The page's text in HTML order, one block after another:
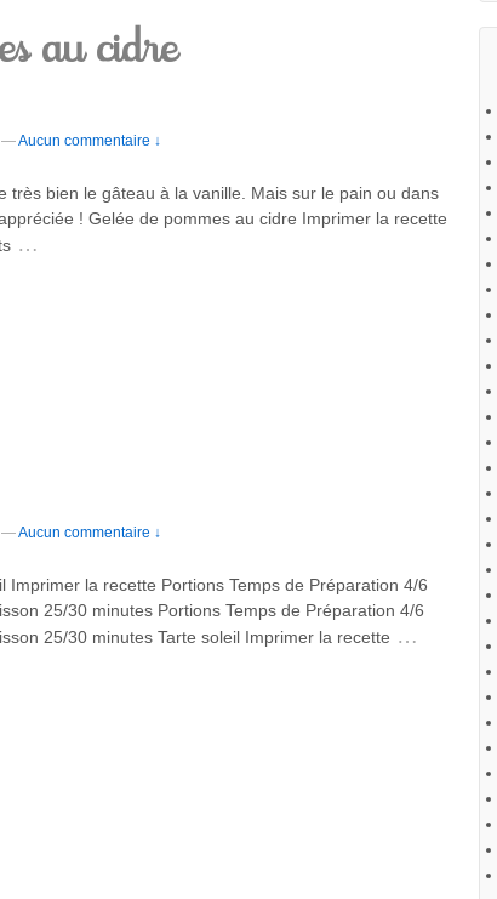
au cidre
—Aucun commentaire ↓
très bien le gâteau à la vanille. Mais sur le pain ou dans
! Gelée de pommes au cidre Imprimer la recette
…
—Aucun commentaire ↓
la recette Portions Temps de Préparation 4/6
25/30 minutes Portions Temps de Préparation 4/6
25/30 minutes Tarte soleil Imprimer la recette …